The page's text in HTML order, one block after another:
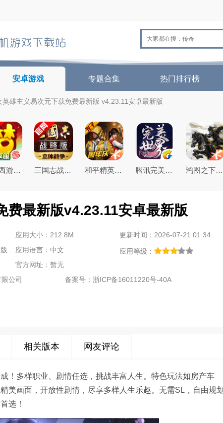
安卓游戏 专题合集 热门排行榜
雄主义易次元下载免费最新版 v4.23.11安卓最新版
梦幻西游手游下载2026最新版 三国志战略版2026官方最新版 和平精英(原刺激战场)官方最新版 腾讯完美世界手游 鸿图之下腾讯游戏正式版
费最新版v4.23.11安卓最新版
应用大小：212.8M
更新时间：2026-07-21 01:34
应用语言：中文
应用等级：
官方网址：暂无
公司 备案号： 浙ICP备16011220号-40A
相关版本 网友评论
！多样职业、剧情任选，挑战丰富人生。特色玩法如房产车
美画面，开放性剧情，尽享多样人生乐趣。无需SL，自由规划
选！